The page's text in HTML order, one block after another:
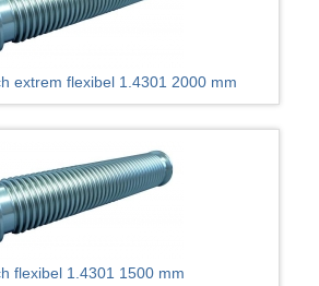
extrem flexibel 1.4301 2000 mm
flexibel 1.4301 1500 mm